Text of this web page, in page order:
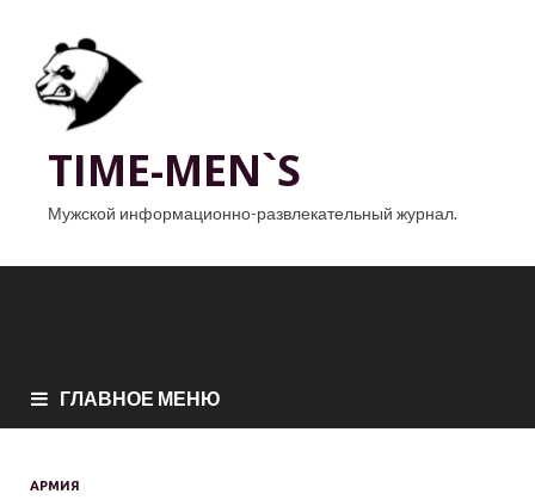
TIME-MEN`S
Мужской информационно-развлекательный журнал.
ГЛАВНОЕ МЕНЮ
АРМИЯ